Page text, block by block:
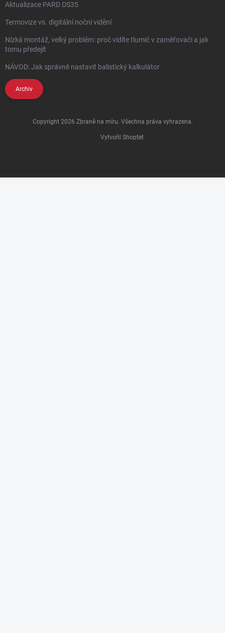
Aktualizace PARD DS35
Termovize vs. digitální noční vidění
Nízká montáž, velký problém: proč vidíte tlumič v zaměřovači a jak
tomu předejít
NÁVOD: Jak správně nastavit balistický kalkulátor
Archiv
Vytvořil Shoptet
Copyright 2026 Zbraně na míru. Všechna práva vyhrazena.